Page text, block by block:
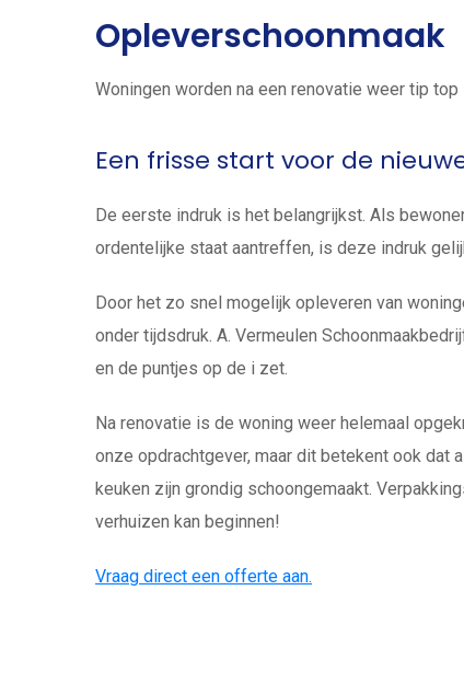
https://justokgamers.com.
Opleverschoonmaak
Woningen worden na een renovatie weer tip
Een frisse start voor de
De eerste indruk is het belangrijkst. Als
ordentelijke staat aantreffen, is deze indruk
Door het zo snel mogelijk opleveren van
onder tijdsdruk. A. Vermeulen
en de puntjes op de i zet.
Na renovatie is de woning weer helemaal
onze opdrachtgever, maar dit betekent ook dat
keuken zijn grondig schoongemaakt.
verhuizen kan beginnen!
Vraag direct een offerte aan.